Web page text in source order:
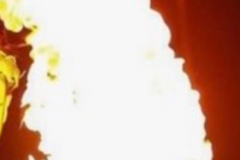
妮拍照趣 主題餐廳